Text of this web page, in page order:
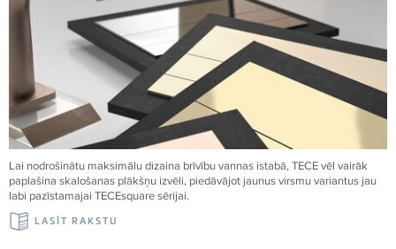
Lai nodrošinātu maksimālu dizaina brīvību vannas istabā,TECEvēl vairāk
paplašina skalošanas plākšņu izvēli, piedāvājot jaunus virsmu variantus jau
labi pazīstamajai TECEsquare sērijai.
LASĪT RAKSTU